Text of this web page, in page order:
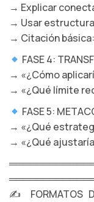
→ Explicar
→ Usar
→ Citación
FASE 4:
→ «¿Cómo
→ «¿Qué límite
FASE 5:
→ «¿Qué
→ «¿Qué
✍️ FORMATOS